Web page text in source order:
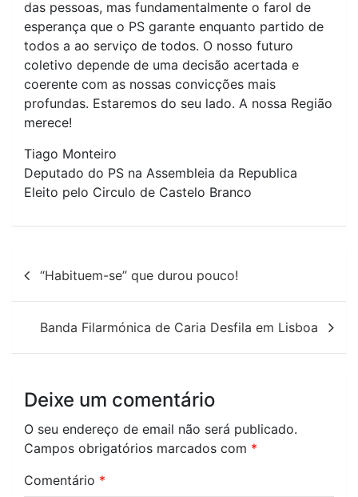
das pessoas, mas fundamentalmente o farol de
esperança que o PS garante enquanto partido de
todos a ao serviço de todos. O nosso futuro
coletivo depende de uma decisão acertada e
coerente com as nossas convicções mais
profundas. Estaremos do seu lado. A nossa Região
merece!
Tiago Monteiro
Deputado do PS na Assembleia da Republica
Eleito pelo Circulo de Castelo Branco
Navegação
de
artigos
“Habituem-se” que durou pouco!
Banda Filarmónica de Caria Desfila em Lisboa
Deixe um comentário
O seu endereço de email não será publicado.
Campos obrigatórios marcados com *
Comentário *